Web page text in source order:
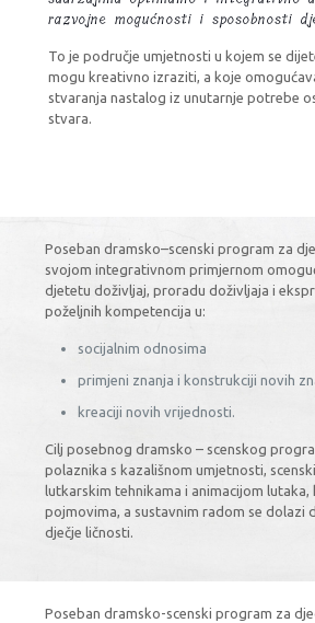
razvojne mogućnosti i sposobnosti
To je područje umjetnosti u kojem se
mogu kreativno izraziti, a koje
stvaranja nastalog iz unutarnje potrebe
stvara.
Poseban dramsko–scenski program za
svojom integrativnom primjernom
djetetu doživljaj, proradu doživljaja i
poželjnih kompetencija u:
socijalnim odnosima
primjeni znanja i konstrukciji novih
kreaciji novih vrijednosti.
Cilj posebnog dramsko – scenskog
polaznika s kazališnom umjetnosti,
lutkarskim tehnikama i animacijom lutaka,
pojmovima, a sustavnim radom se dolazi
dječje ličnosti.
Poseban dramsko-scenski program za